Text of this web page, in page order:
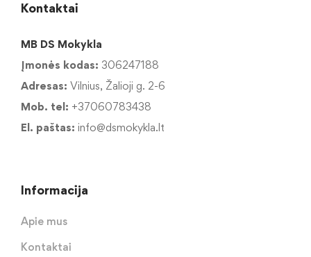
Kontaktai
MB DS Mokykla
Įmonės kodas: 306247188
Adresas: Vilnius, Žalioji g. 2-6
Mob. tel: +37060783438
El. paštas: info@dsmokykla.lt
Informacija
Apie mus
Kontaktai